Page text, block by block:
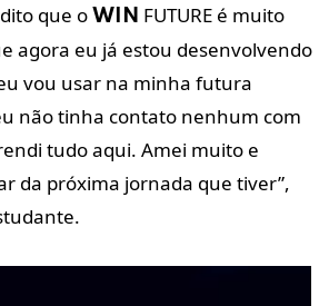
que o WIN FUTURE é muito
agora eu já estou desenvolvendo
vou usar na minha futura
não tinha contato nenhum com
tudo aqui. Amei muito e
da próxima jornada que tiver”,